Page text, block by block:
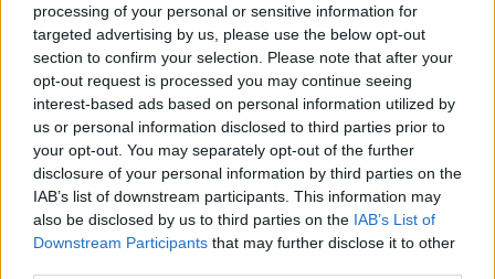
processing of your personal or sensitive information for
targeted advertising by us, please use the below opt-out
section to confirm your selection. Please note that after your
opt-out request is processed you may continue seeing
interest-based ads based on personal information utilized by
us or personal information disclosed to third parties prior to
your opt-out. You may separately opt-out of the further
disclosure of your personal information by third parties on the
IAB’s list of downstream participants. This information may
also be disclosed by us to third parties on the IAB’s List of
Downstream Participants that may further disclose it to other
enda sprutning som skett. Plasttank ger också ett plus.
Inne i den bakre balken vid infästningen av bakvagnen
finns redan tendens till rostangrepp.
Rostskyddsgaranti: 8 år.